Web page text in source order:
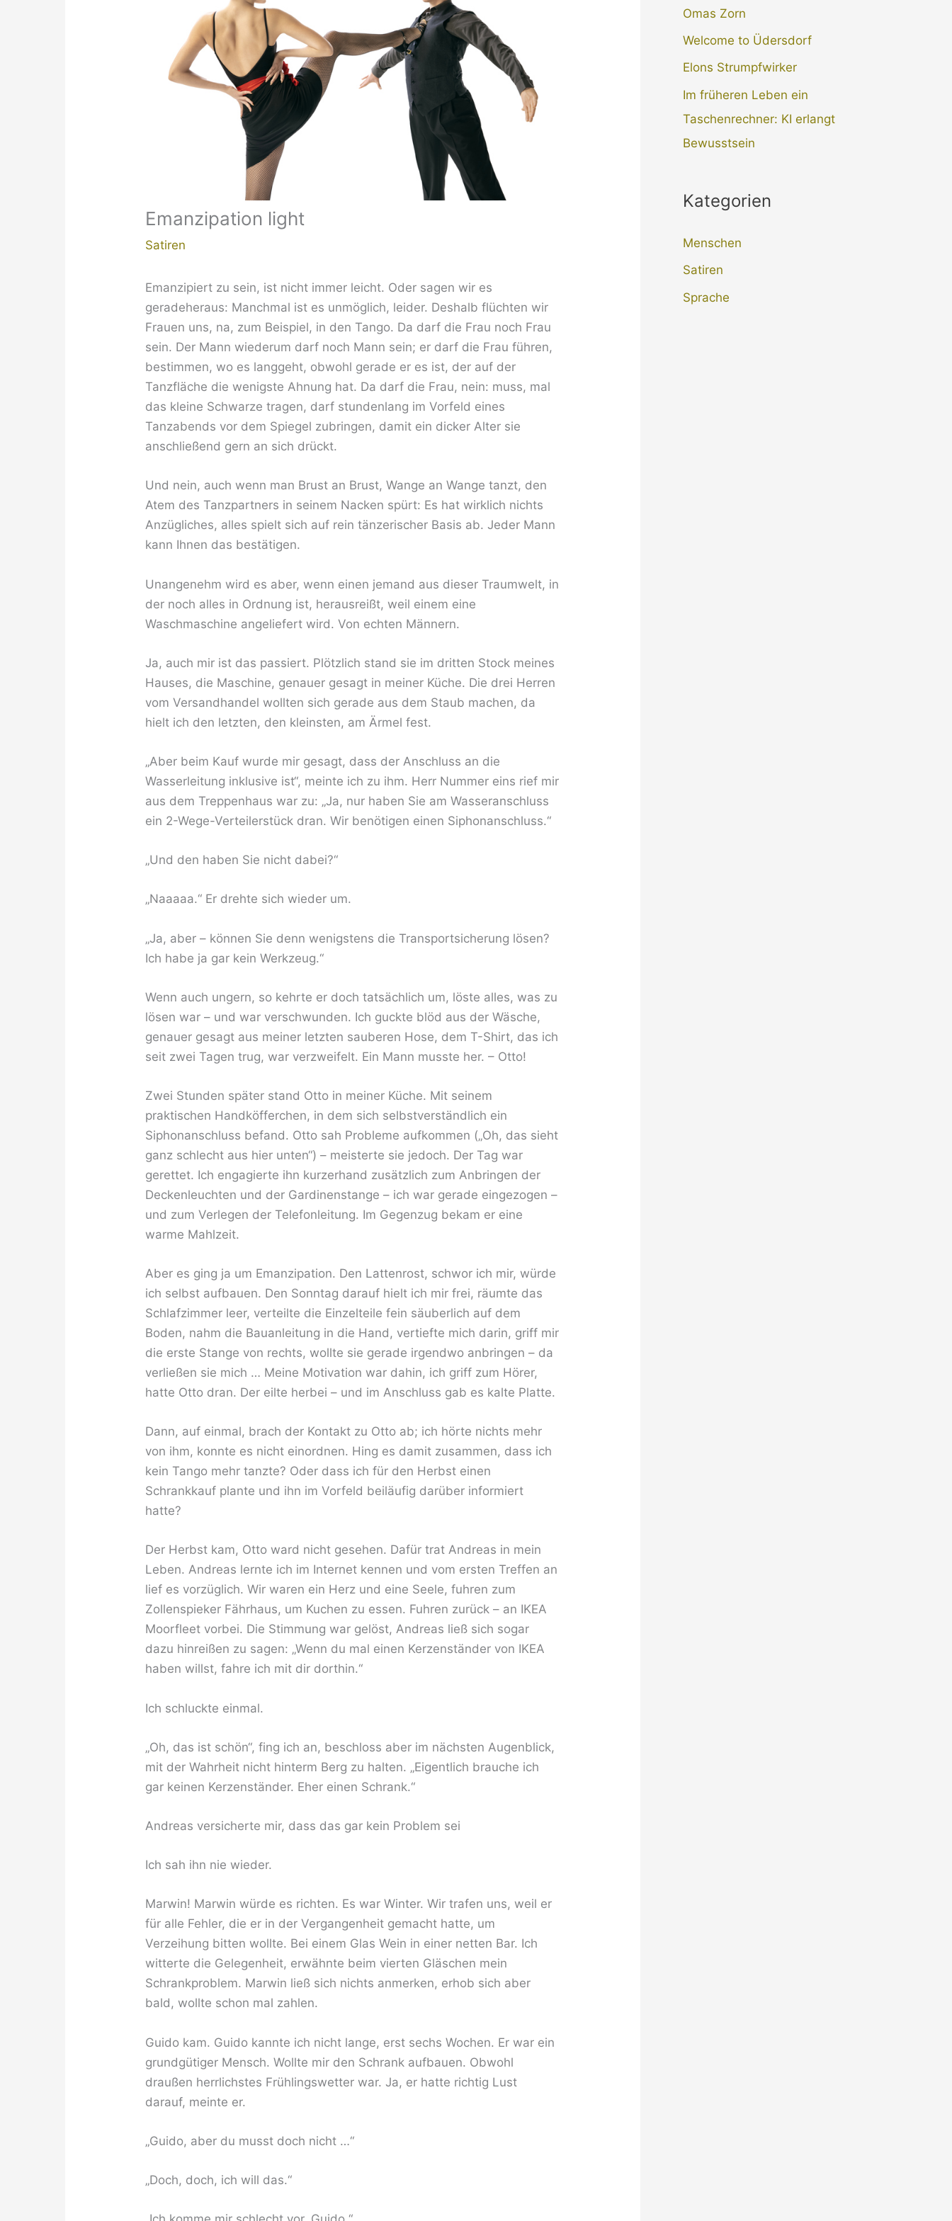
Emanzipation light
Satiren
Emanzipiert zu sein, ist nicht immer leicht. Oder sagen wir es
geradeheraus: Manchmal ist es unmöglich, leider. Deshalb flüchten wir
Frauen uns, na, zum Beispiel, in den Tango. Da darf die Frau noch Frau
sein. Der Mann wiederum darf noch Mann sein; er darf die Frau führen,
bestimmen, wo es langgeht, obwohl gerade er es ist, der auf der
Tanzfläche die wenigste Ahnung hat. Da darf die Frau, nein: muss, mal
das kleine Schwarze tragen, darf stundenlang im Vorfeld eines
Tanzabends vor dem Spiegel zubringen, damit ein dicker Alter sie
anschließend gern an sich drückt.
Und nein, auch wenn man Brust an Brust, Wange an Wange tanzt, den
Atem des Tanzpartners in seinem Nacken spürt: Es hat wirklich nichts
Anzügliches, alles spielt sich auf rein tänzerischer Basis ab. Jeder Mann
kann Ihnen das bestätigen.
Unangenehm wird es aber, wenn einen jemand aus dieser Traumwelt, in
der noch alles in Ordnung ist, herausreißt, weil einem eine
Waschmaschine angeliefert wird. Von echten Männern.
Ja, auch mir ist das passiert. Plötzlich stand sie im dritten Stock meines
Hauses, die Maschine, genauer gesagt in meiner Küche. Die drei Herren
vom Versandhandel wollten sich gerade aus dem Staub machen, da
hielt ich den letzten, den kleinsten, am Ärmel fest.
„Aber beim Kauf wurde mir gesagt, dass der Anschluss an die
Wasserleitung inklusive ist“, meinte ich zu ihm. Herr Nummer eins rief mir
aus dem Treppenhaus war zu: „Ja, nur haben Sie am Wasseranschluss
ein 2-Wege-Verteilerstück dran. Wir benötigen einen Siphonanschluss.“
„Und den haben Sie nicht dabei?“
„Naaaaa.“ Er drehte sich wieder um.
„Ja, aber – können Sie denn wenigstens die Transportsicherung lösen?
Ich habe ja gar kein Werkzeug.“
Wenn auch ungern, so kehrte er doch tatsächlich um, löste alles, was zu
lösen war – und war verschwunden. Ich guckte blöd aus der Wäsche,
genauer gesagt aus meiner letzten sauberen Hose, dem T-Shirt, das ich
seit zwei Tagen trug, war verzweifelt. Ein Mann musste her. – Otto!
Zwei Stunden später stand Otto in meiner Küche. Mit seinem
praktischen Handköfferchen, in dem sich selbstverständlich ein
Siphonanschluss befand. Otto sah Probleme aufkommen („Oh, das sieht
ganz schlecht aus hier unten“) – meisterte sie jedoch. Der Tag war
gerettet. Ich engagierte ihn kurzerhand zusätzlich zum Anbringen der
Deckenleuchten und der Gardinenstange – ich war gerade eingezogen –
und zum Verlegen der Telefonleitung. Im Gegenzug bekam er eine
warme Mahlzeit.
Aber es ging ja um Emanzipation. Den Lattenrost, schwor ich mir, würde
ich selbst aufbauen. Den Sonntag darauf hielt ich mir frei, räumte das
Schlafzimmer leer, verteilte die Einzelteile fein säuberlich auf dem
Boden, nahm die Bauanleitung in die Hand, vertiefte mich darin, griff mir
die erste Stange von rechts, wollte sie gerade irgendwo anbringen – da
verließen sie mich … Meine Motivation war dahin, ich griff zum Hörer,
hatte Otto dran. Der eilte herbei – und im Anschluss gab es kalte Platte.
Dann, auf einmal, brach der Kontakt zu Otto ab; ich hörte nichts mehr
von ihm, konnte es nicht einordnen. Hing es damit zusammen, dass ich
kein Tango mehr tanzte? Oder dass ich für den Herbst einen
Schrankkauf plante und ihn im Vorfeld beiläufig darüber informiert
hatte?
Der Herbst kam, Otto ward nicht gesehen. Dafür trat Andreas in mein
Leben. Andreas lernte ich im Internet kennen und vom ersten Treffen an
lief es vorzüglich. Wir waren ein Herz und eine Seele, fuhren zum
Zollenspieker Fährhaus, um Kuchen zu essen. Fuhren zurück – an IKEA
Moorfleet vorbei. Die Stimmung war gelöst, Andreas ließ sich sogar
dazu hinreißen zu sagen: „Wenn du mal einen Kerzenständer von IKEA
haben willst, fahre ich mit dir dorthin.“
Ich schluckte einmal.
„Oh, das ist schön“, fing ich an, beschloss aber im nächsten Augenblick,
mit der Wahrheit nicht hinterm Berg zu halten. „Eigentlich brauche ich
gar keinen Kerzenständer. Eher einen Schrank.“
Andreas versicherte mir, dass das gar kein Problem sei
Ich sah ihn nie wieder.
Marwin! Marwin würde es richten. Es war Winter. Wir trafen uns, weil er
für alle Fehler, die er in der Vergangenheit gemacht hatte, um
Verzeihung bitten wollte. Bei einem Glas Wein in einer netten Bar. Ich
witterte die Gelegenheit, erwähnte beim vierten Gläschen mein
Schrankproblem. Marwin ließ sich nichts anmerken, erhob sich aber
bald, wollte schon mal zahlen.
Guido kam. Guido kannte ich nicht lange, erst sechs Wochen. Er war ein
grundgütiger Mensch. Wollte mir den Schrank aufbauen. Obwohl
draußen herrlichstes Frühlingswetter war. Ja, er hatte richtig Lust
darauf, meinte er.
„Guido, aber du musst doch nicht …“
„Doch, doch, ich will das.“
n
a
c
h
:
Omas Zorn
Welcome to Üdersdorf
Elons Strumpfwirker
Im früheren Leben ein
Taschenrechner: KI erlangt
Bewusstsein
Kategorien
Menschen
Satiren
Sprache